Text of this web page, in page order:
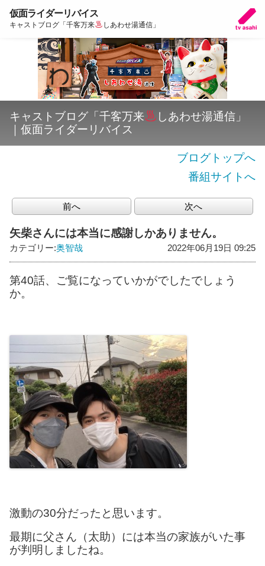
仮面ライダーリバイス
キャストブログ「千客万来 しあわせ湯通信」
キャストブログ「千客万来
しあわせ湯通信」
｜仮面ライダーリバイス
ブログトップへ
番組サイトへ
前へ 次へ
矢柴さんには本当に感謝しかありません。
カテゴリー:奥智哉 2022年06月19日 09:25
第40話、ご覧になっていかがでしたでしょう
か。
激動の30分だったと思います。
最期に父さん（太助）には本当の家族がいた事
が判明しましたね。